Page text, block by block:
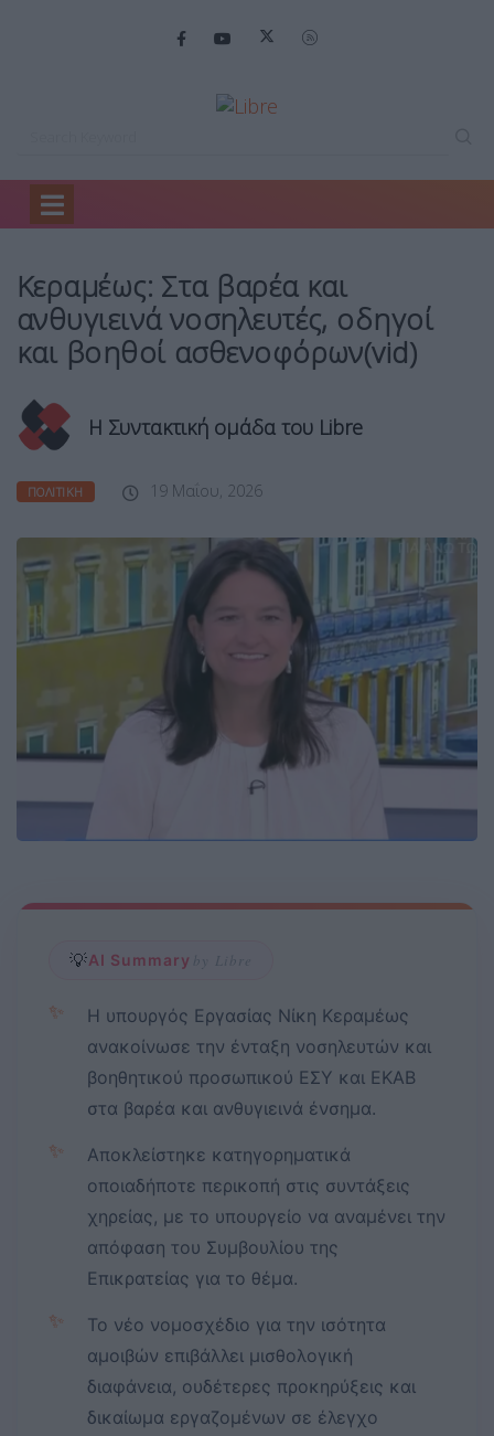
Home
Κεραμέως: Στα βαρέα και
ανθυγιεινά νοσηλευτές, οδηγοί
και βοηθοί ασθενοφόρων(vid)
Η Συντακτική ομάδα του Libre
ΠΟΛΙΤΙΚΉ 19 Μαΐου, 2026
💡AI Summary by Libre
✨
Η υπουργός Εργασίας Νίκη Κεραμέως
ανακοίνωσε την ένταξη νοσηλευτών και
βοηθητικού προσωπικού ΕΣΥ και ΕΚΑΒ
στα βαρέα και ανθυγιεινά ένσημα.
✨
Αποκλείστηκε κατηγορηματικά
οποιαδήποτε περικοπή στις συντάξεις
χηρείας, με το υπουργείο να αναμένει την
απόφαση του Συμβουλίου της
Επικρατείας για το θέμα.
✨
Το νέο νομοσχέδιο για την ισότητα
αμοιβών επιβάλλει μισθολογική
διαφάνεια, ουδέτερες προκηρύξεις και
δικαίωμα εργαζομένων σε έλεγχο